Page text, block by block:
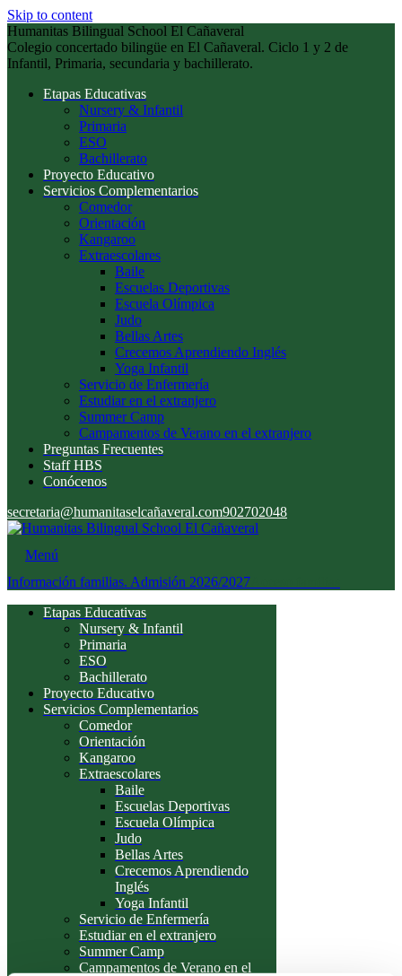
Skip to content
Humanitas Bilingual School El Cañaveral
Colegio concertado bilingüe en El Cañaveral. Ciclo 1 y 2 de
Infantil, Primaria, secundaria y bachillerato.
Etapas Educativas
Nursery & Infantil
Primaria
ESO
Bachillerato
Proyecto Educativo
Servicios Complementarios
Comedor
Orientación
Kangaroo
Extraescolares
Baile
Escuelas Deportivas
Escuela Olímpica
Judo
Bellas Artes
Crecemos Aprendiendo Inglés
Yoga Infantil
Servicio de Enfermería
Estudiar en el extranjero
Summer Camp
Campamentos de Verano en el extranjero
Preguntas Frecuentes
Staff HBS
Conócenos
secretaria@humanitaselcañaveral.com902702048
Menú
Información familias. Admisión 2026/2027
Etapas Educativas
Nursery & Infantil
Primaria
ESO
Bachillerato
Proyecto Educativo
Servicios Complementarios
Comedor
Orientación
Kangaroo
Extraescolares
Baile
Escuelas Deportivas
Escuela Olímpica
Judo
Bellas Artes
Crecemos Aprendiendo
Inglés
Yoga Infantil
Servicio de Enfermería
Estudiar en el extranjero
Summer Camp
Campamentos de Verano en el